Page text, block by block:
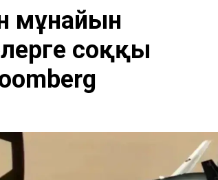
мұнайын
соққы